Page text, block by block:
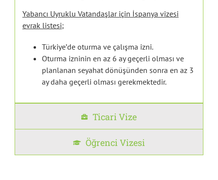
Yabancı Uyruklu Vatandaşlar için İspanya vizesi
evrak listesi;
Türkiye’de oturma ve çalışma izni.
Oturma izninin en az 6 ay geçerli olması ve
planlanan seyahat dönüşünden sonra en az 3
ay daha geçerli olması gerekmektedir.
Ticari Vize
Öğrenci Vizesi